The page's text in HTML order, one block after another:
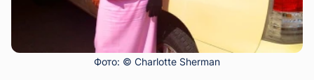
Фото: © Charlotte Sherman